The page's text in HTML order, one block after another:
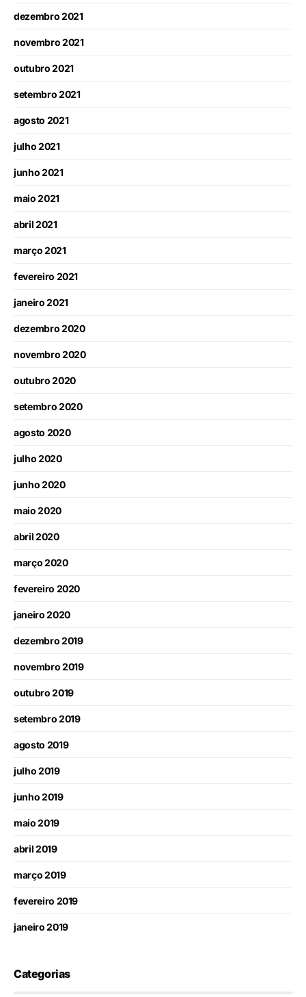
dezembro 2021
novembro 2021
outubro 2021
setembro 2021
agosto 2021
julho 2021
junho 2021
maio 2021
abril 2021
março 2021
fevereiro 2021
janeiro 2021
dezembro 2020
novembro 2020
outubro 2020
setembro 2020
agosto 2020
julho 2020
junho 2020
maio 2020
abril 2020
março 2020
fevereiro 2020
janeiro 2020
dezembro 2019
novembro 2019
outubro 2019
setembro 2019
agosto 2019
julho 2019
junho 2019
maio 2019
abril 2019
março 2019
fevereiro 2019
janeiro 2019
Categorias